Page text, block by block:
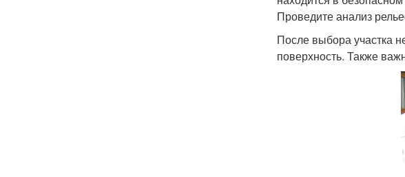
Проведите анализ
После выбора участка
поверхность. Также